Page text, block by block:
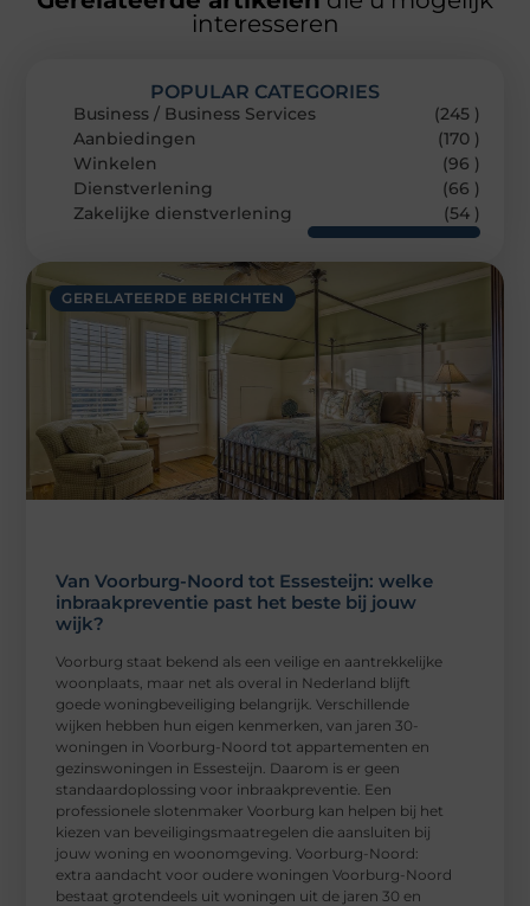
interesseren
GERELATEERDE BERICHTEN
Van Voorburg-Noord tot Essesteijn: welke
inbraakpreventie past het beste bij jouw
wijk?
Voorburg staat bekend als een veilige en aantrekkelijke
woonplaats, maar net als overal in Nederland blijft
goede woningbeveiliging belangrijk. Verschillende
wijken hebben hun eigen kenmerken, van jaren 30-
woningen in Voorburg-Noord tot appartementen en
gezinswoningen in Essesteijn. Daarom is er geen
standaardoplossing voor inbraakpreventie. Een
professionele slotenmaker Voorburg kan helpen bij het
kiezen van beveiligingsmaatregelen die aansluiten bij
jouw woning en woonomgeving. Voorburg-Noord:
extra aandacht voor oudere woningen Voorburg-Noord
bestaat grotendeels uit woningen uit de jaren 30 en
POPULAR CATEGORIES
Business / Business Services
(245 )
Aanbiedingen
(170 )
Winkelen
(96 )
Dienstverlening
(66 )
Zakelijke dienstverlening
(54 )